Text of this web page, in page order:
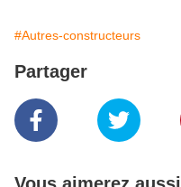
#Autres-constructeurs
Partager